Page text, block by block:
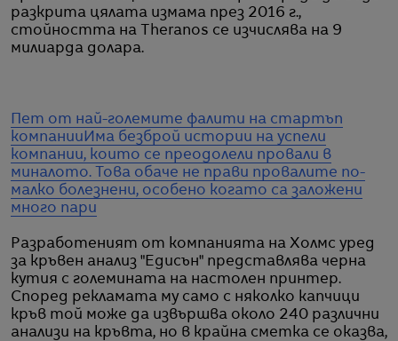
разкрита цялата измама през 2016 г.,
стойността на Theranos се изчислява на 9
милиарда долара.
Пет от най-големите фалити на стартъп
компании Има безброй истории на успели
компании, които се преодолели провали в
миналото. Това обаче не прави провалите по-
малко болезнени, особено когато са заложени
много пари
Разработеният от компанията на Холмс уред
за кръвен анализ "Едисън" представлява черна
кутия с големината на настолен принтер.
Според рекламата му само с няколко капчици
кръв той може да извършва около 240 различни
анализи на кръвта, но в крайна сметка се оказва,